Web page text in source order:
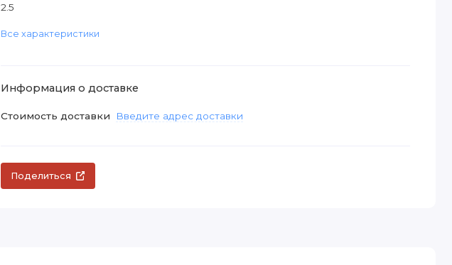
2.5
Все характеристики
Информация о доставке
Стоимость доставки Введите адрес доставки
Поделиться